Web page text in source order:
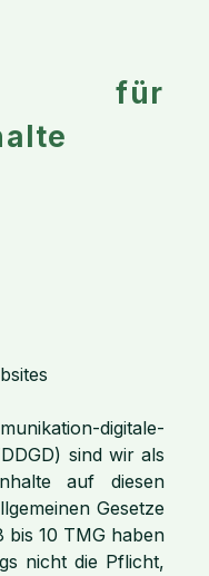
für
digitale-
sind wir als
auf diesen
Gesetze
bis 10 TMG haben
nicht die Pflicht,